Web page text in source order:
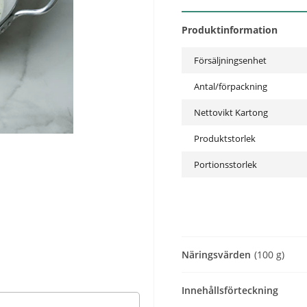
Produktinformation
Försäljningsenhet
Antal/förpackning
Nettovikt Kartong
Produktstorlek
Portionsstorlek
Näringsvärden (100 g)
Innehållsförteckning